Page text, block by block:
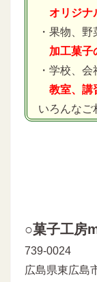
オリジナ
・果物、野
加工菓子
・学校、会
教室、講
いろんなご
○菓子工房
739-0024
広島県東広島